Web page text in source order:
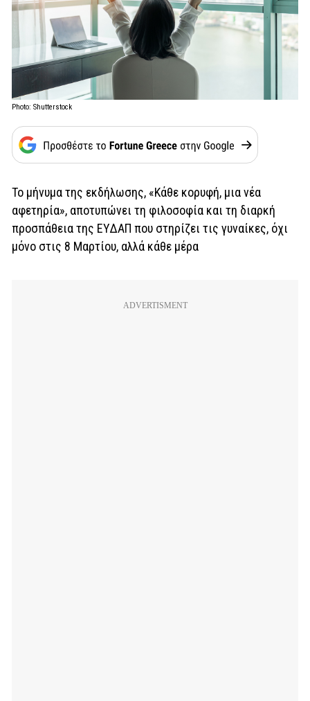
Photo: Shutterstock
Το μήνυμα της εκδήλωσης, «Κάθε κορυφή, μια νέα
αφετηρία», αποτυπώνει τη φιλοσοφία και τη διαρκή
προσπάθεια της ΕΥΔΑΠ που στηρίζει τις γυναίκες, όχι
μόνο στις 8 Μαρτίου, αλλά κάθε μέρα